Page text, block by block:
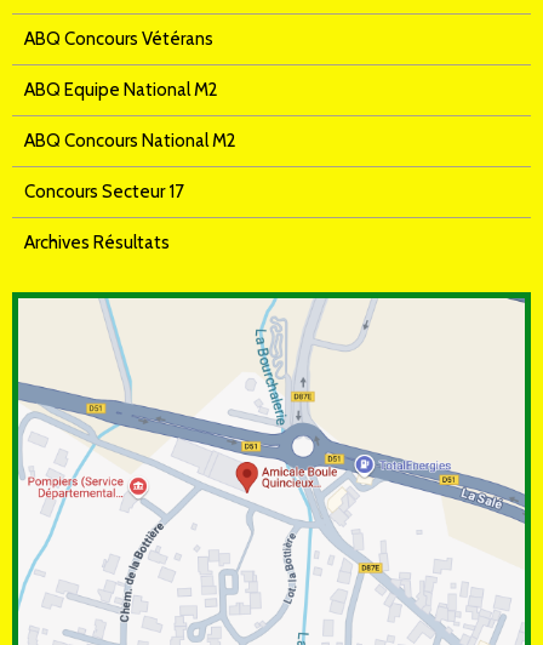
ABQ Concours Vétérans
ABQ Equipe National M2
ABQ Concours National M2
Concours Secteur 17
Archives Résultats